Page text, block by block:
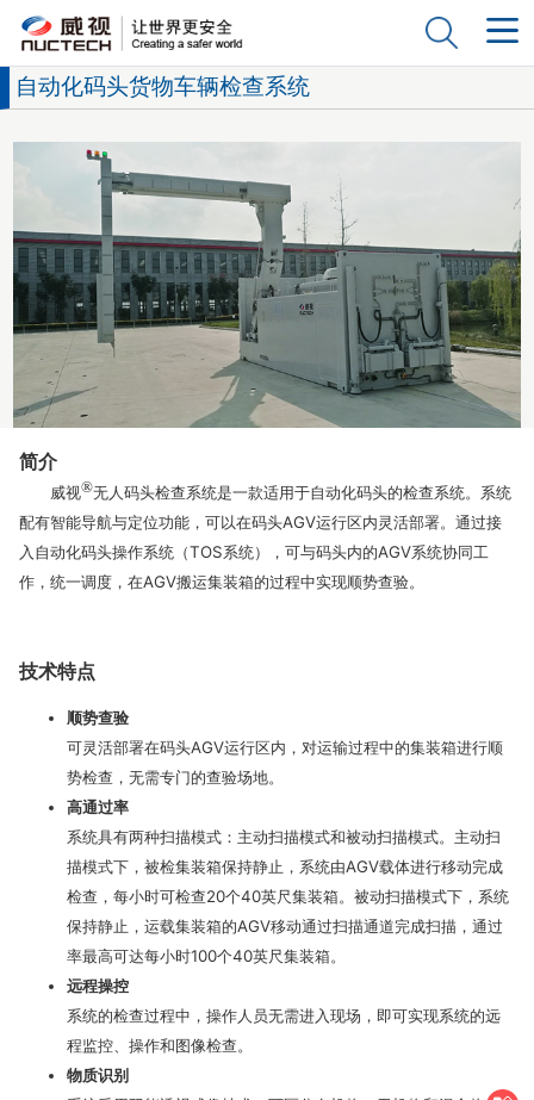
自动化码头货物车辆检查系统
简介
威视®无人码头检查系统是一款适用于自动化码头的检查系统。系统
配有智能导航与定位功能，可以在码头AGV运行区内灵活部署。通过接
入自动化码头操作系统（TOS系统），可与码头内的AGV系统协同工
作，统一调度，在AGV搬运集装箱的过程中实现顺势查验。
技术特点
顺势查验
可灵活部署在码头AGV运行区内，对运输过程中的集装箱进行顺
势检查，无需专门的查验场地。
高通过率
系统具有两种扫描模式：主动扫描模式和被动扫描模式。主动扫
描模式下，被检集装箱保持静止，系统由AGV载体进行移动完成
检查，每小时可检查20个40英尺集装箱。被动扫描模式下，系统
保持静止，运载集装箱的AGV移动通过扫描通道完成扫描，通过
率最高可达每小时100个40英尺集装箱。
远程操控
系统的检查过程中，操作人员无需进入现场，即可实现系统的远
程监控、操作和图像检查。
物质识别